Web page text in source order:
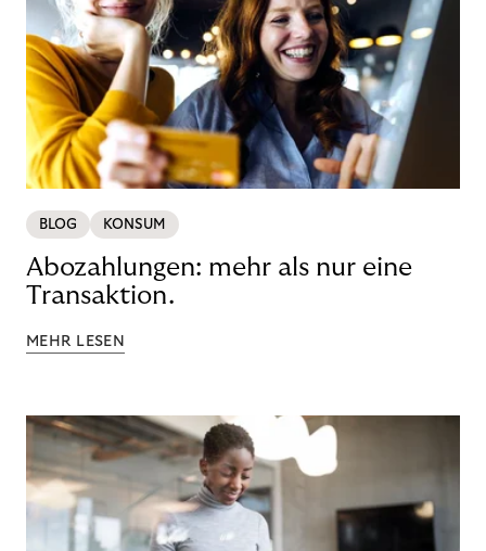
BLOG KONSUM
Abozahlungen: mehr als nur eine
Transaktion.
MEHR LESEN